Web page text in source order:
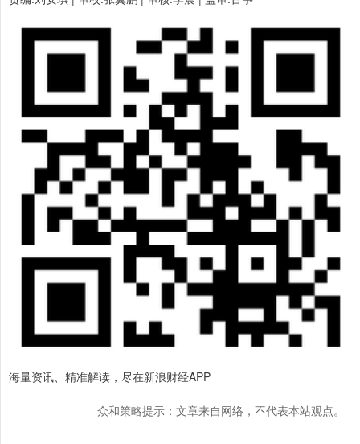
海量资讯、精准解读，尽在新浪财经APP
众和策略提示：文章来自网络，不代表本站观点。